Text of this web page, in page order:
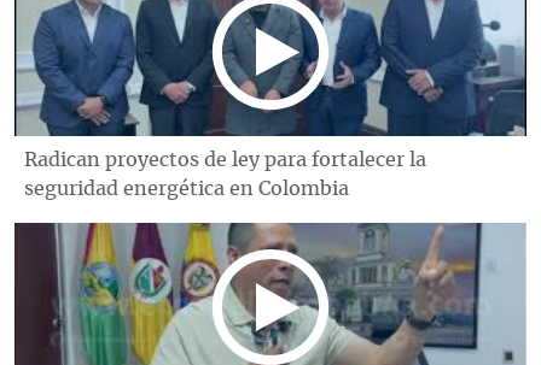
Radican proyectos de ley para fortalecer la
seguridad energética en Colombia